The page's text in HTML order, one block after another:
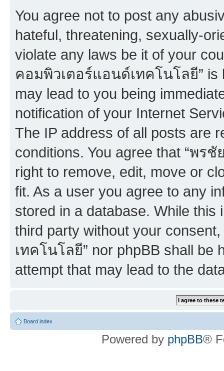
You agree not to post any
hateful, threatening, sexually-
violate any laws be it of your
คอมพิวเตอร์แอนด์เทคโนโลยี” is
may lead to you being
notification of your Internet
The IP address of all posts are
conditions. You agree that “พร
right to remove, edit, move or
fit. As a user you agree to any
stored in a database. While
third party without your
เทคโนโลยี” nor phpBB shall be
attempt that may lead to the
Board index
Powered by phpBB®